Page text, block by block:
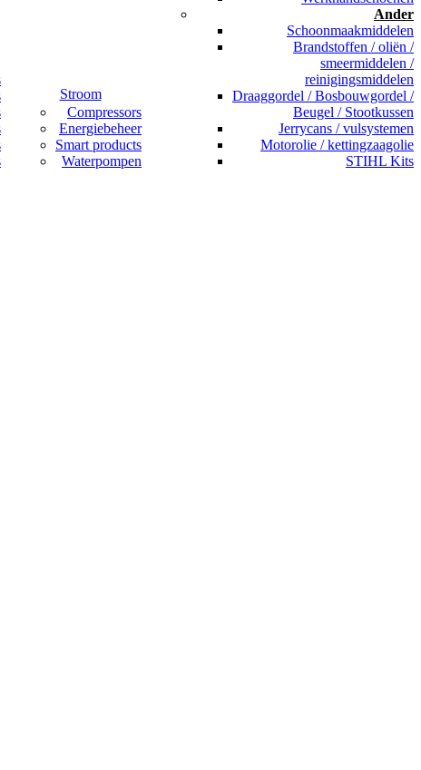
Stroom
Compressors
Energiebeheer
Smart products
Waterpompen
Ander
Schoonmaakmiddelen
Brandstoffen / oliën /
smeermiddelen /
reinigingsmiddelen
Draaggordel / Bosbouwgordel /
Beugel / Stootkussen
Jerrycans / vulsystemen
Motorolie / kettingzaagolie
STIHL Kits